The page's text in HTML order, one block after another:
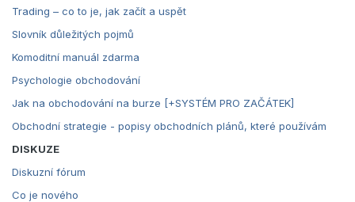
Trading – co to je, jak začít a uspět
Slovník důležitých pojmů
Komoditní manuál zdarma
Psychologie obchodování
Jak na obchodování na burze [+SYSTÉM PRO ZAČÁTEK]
Obchodní strategie - popisy obchodních plánů, které používám
DISKUZE
Diskuzní fórum
Co je nového